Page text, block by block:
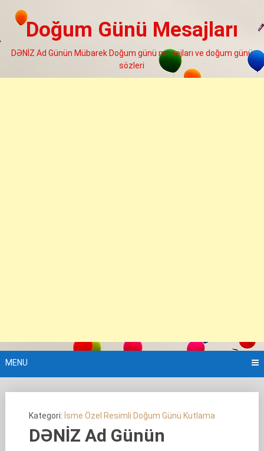
Doğum Günü Mesajları
DƏNİZ Ad Günün Mübarek Doğum günü mesajları ve doğum günü
sözleri
MENU
Kategori: İsme Özel Resimli Doğum Günü Kutlama
DƏNİZ Ad Günün